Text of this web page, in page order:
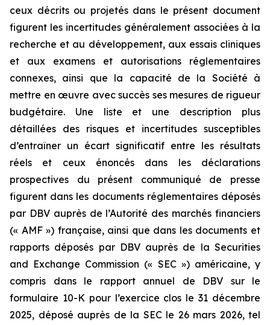
ceux décrits ou projetés dans le présent document
figurent les incertitudes généralement associées à la
recherche et au développement, aux essais cliniques
et aux examens et autorisations réglementaires
connexes, ainsi que la capacité de la Société à
mettre en œuvre avec succès ses mesures de rigueur
budgétaire. Une liste et une description plus
détaillées des risques et incertitudes susceptibles
d’entraîner un écart significatif entre les résultats
réels et ceux énoncés dans les déclarations
prospectives du présent communiqué de presse
figurent dans les documents réglementaires déposés
par DBV auprès de l’Autorité des marchés financiers
(« AMF ») française, ainsi que dans les documents et
rapports déposés par DBV auprès de la Securities
and Exchange Commission (« SEC ») américaine, y
compris dans le rapport annuel de DBV sur le
formulaire 10-K pour l’exercice clos le 31 décembre
2025, déposé auprès de la SEC le 26 mars 2026, tel